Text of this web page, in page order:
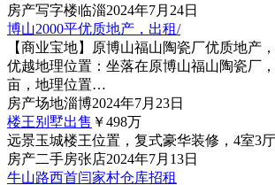
房产写字楼临淄2024年7月24日
博山2000平优质地产，出租/
【商业宝地】原博山福山陶瓷厂优质地产
优越地理位置：坐落在原博山福山陶瓷厂
亩，地理位置…
房产场地淄博2024年7月23日
楼王别墅出售 ￥498万
远景玉城楼王位置，复式豪华装修，4室3
房产二手房张店2024年7月13日
牛山路西首闫家村仓库招租